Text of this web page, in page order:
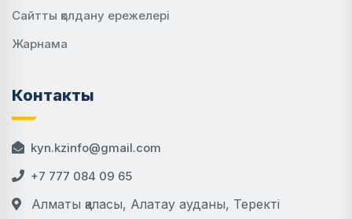
Сайтты қолдану ережелері
Жарнама
Контакты
kyn.kzinfo@gmail.com
+7 777 084 09 65
Алматы қаласы, Алатау ауданы, Теректі